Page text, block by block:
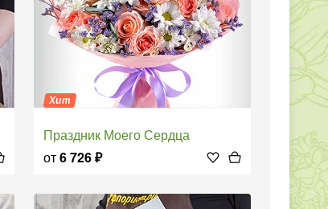
Хит
Праздник Моего Сердца
от6 726₽